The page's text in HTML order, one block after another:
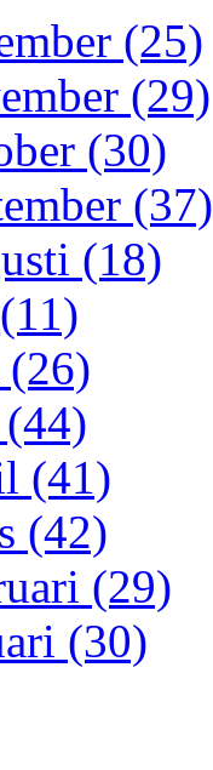
(25)
(29)
(30)
(37)
(18)
(26)
(41)
(42)
(29)
(30)